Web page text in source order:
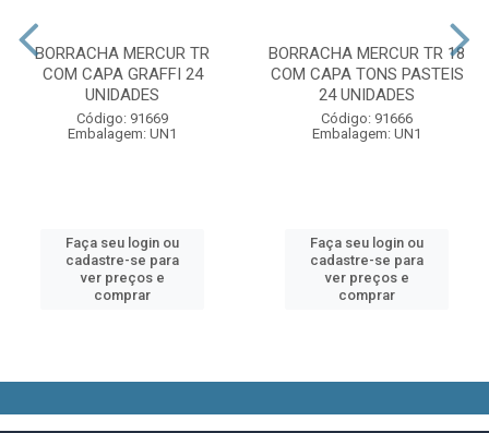
BORRACHA MERCUR TR
COM CAPA GRAFFI 24
UNIDADES
Código: 91669
Embalagem: UN1
Faça seu login ou
cadastre-se para
ver preços e
comprar
BORRACHA MERCUR TR 18
COM CAPA TONS PASTEIS
24 UNIDADES
Código: 91666
Embalagem: UN1
Faça seu login ou
cadastre-se para
ver preços e
comprar